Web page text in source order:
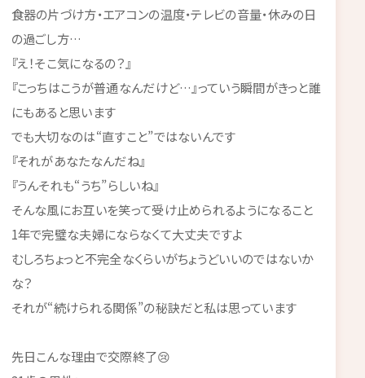
食器の片づけ方・エアコンの温度・テレビの音量・休みの日
の過ごし方…
『え！そこ気になるの？』
『こっちはこうが普通なんだけど…』っていう瞬間がきっと誰
にもあると思います
でも大切なのは“直すこと”ではないんです
『それがあなたなんだね』
『うんそれも“うち”らしいね』
そんな風にお互いを笑って受け止められるようになること
1年で完璧な夫婦にならなくて大丈夫ですよ
むしろちょっと不完全なくらいがちょうどいいのではないか
な？
それが“続けられる関係”の秘訣だと私は思っています
先日こんな理由で交際終了😢